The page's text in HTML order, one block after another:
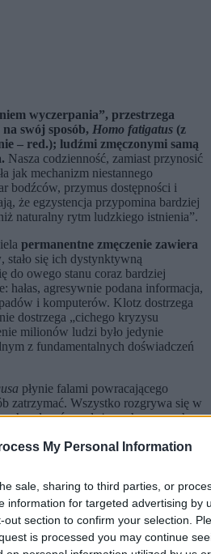
My Personal Information
sale, sharing to third parties, or
information for targeted advertising by
out section to confirm your selection.
is processed you may continue
wyczerpania”, przestrzega
swój sposób, Homo fatigatus (z
– red.); ludźmi zmęczonymi samą
Nasza codzienność, zamiast przynosić
jak mechanizm niestannego
bodźców, przymus dostępności i
że egzystencja przypomina bardziej
naturalny rytm ludzkiego istnienia”.
permanentne zmęczenie zawiera
, stało się ich dystynktywną
do owego stanu coraz bardziej
hałas, agresywnie podana informacja,
i komputerów. Klotz dostrzega
dostrzega „cichego kryzysu
milionów ludzi było jedynie
z fundamentalnych doświadczeń
płynie falami powracającego
zatrzymać. Wszystko rozgrywa się w
poleceń przełożonych, rwanych
jak alarm.